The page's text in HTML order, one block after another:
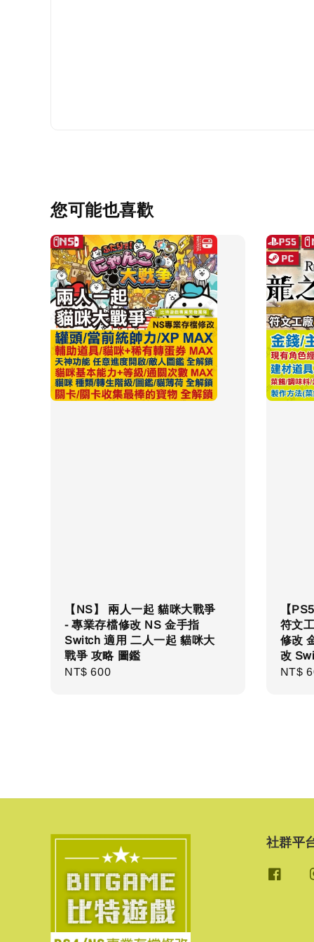
您可能也喜歡
【NS】 兩人一起 貓咪大戰爭
- 專業存檔修改 NS 金手指
Switch 適用 二人一起 貓咪大
戰爭 攻略 圖鑑
Regular
NT$ 600
【
符文
修改
改
NT$
社群平